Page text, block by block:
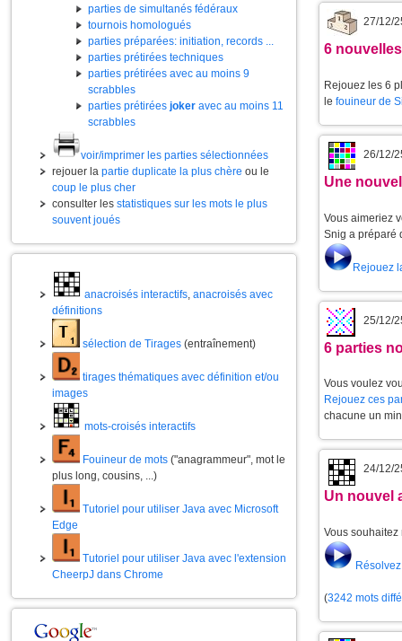
parties de simultanés fédéraux
tournois homologués
parties préparées: initiation, records ...
parties prétirées techniques
parties prétirées avec au moins 9
scrabbles
parties prétirées joker avec au moins 11
scrabbles
voir/imprimer les parties sélectionnées
rejouer la partie duplicate la plus chère ou le
coup le plus cher
consulter les statistiques sur les mots le plus
souvent joués
anacroisés interactifs, anacroisés avec
définitions
sélection de Tirages (entraînement)
tirages thématiques avec définition et/ou
images
mots-croisés interactifs
Fouineur de mots ("anagrammeur", mot le
plus long, cousins, ...)
Tutoriel pour utiliser Java avec Microsoft
Edge
Tutoriel pour utiliser Java avec l'extension
CheerpJ dans Chrome
27/12/
6
Rejouez les 6
le fouineur de
26/12/
Une
Vous aimeriez
Snig a préparé
Rejouez
25/12/
6 parties
Vous voulez
Rejouez ces
chacune un
24/12/
Un nouvel
Vous souhaitez
(3242 mots